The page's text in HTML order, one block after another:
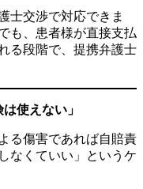
士交渉で対応できま
も、患者様が直接支払
る段階で、提携弁護士
使えない」
る傷害であれば自賠責
なくていい」というケ